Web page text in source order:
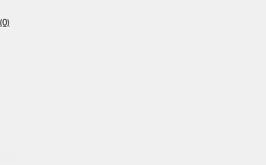
(0)